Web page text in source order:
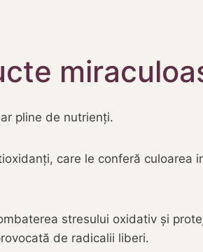
pline de nutrienți.
care le conferă culoarea
stresului oxidativ și
de radicalii liberi.